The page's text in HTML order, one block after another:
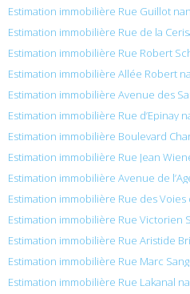
Estimation immobilière Rue Guillot
Estimation immobilière Rue de la
Estimation immobilière Rue Robert
Estimation immobilière Allée Robert
Estimation immobilière Avenue des
Estimation immobilière Rue d’Epinay
Estimation immobilière Boulevard
Estimation immobilière Rue Jean
Estimation immobilière Avenue de
Estimation immobilière Rue des
Estimation immobilière Rue Victorien
Estimation immobilière Rue Aristide
Estimation immobilière Rue Marc
Estimation immobilière Rue Lakanal